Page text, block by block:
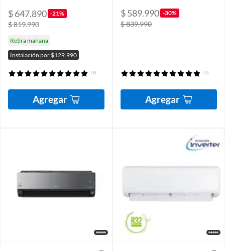
$ 647.890 -21%
$ 819.990
Retira mañana
Instalación por $129.990
(9)
Agregar
$ 589.990 -30%
$ 839.990
(3)
Agregar